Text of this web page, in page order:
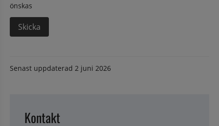
önskas
Senast uppdaterad 2 juni 2026
Kontakt